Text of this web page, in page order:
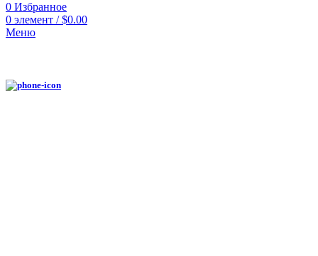
0 Избранное
0 элемент / $0.00
Меню